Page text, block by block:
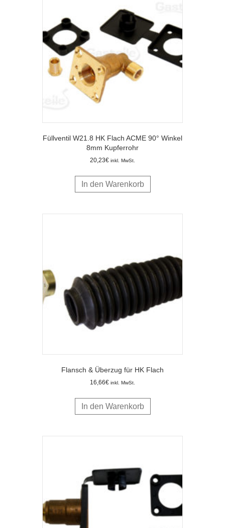
Füllventil W21.8 HK Flach ACME 90° Winkel
8mm Kupferrohr
20,23€ inkl. MwSt.
In den Warenkorb
Flansch & Überzug für HK Flach
16,66€ inkl. MwSt.
In den Warenkorb